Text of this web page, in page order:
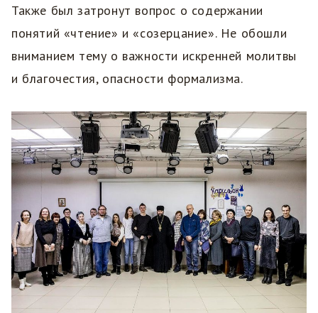
Также был затронут вопрос о содержании
понятий «чтение» и «созерцание». Не обошли
вниманием тему о важности искренней молитвы
и благочестия, опасности формализма.